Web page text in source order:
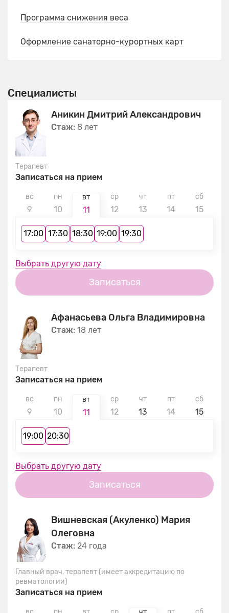
Программа снижения веса
Оформление санаторно-курортных карт
Специалисты
Аникин Дмитрий Александрович
Стаж: 8 лет
Терапевт
Записаться на прием
вс
9
пн
10
вт
11
ср
12
чт
13
пт
14
сб
15
17:00 17:30 18:30 19:00 19:30
Выбрать другую дату
Записаться
Афанасьева Ольга Владимировна
Стаж: 18 лет
Терапевт
Записаться на прием
вс
9
пн
10
вт
11
ср
12
чт
13
пт
14
сб
15
19:00 20:30
Выбрать другую дату
Записаться
Вишневская (Акуленко) Мария
Олеговна
Стаж: 24 года
Главный врач, терапевт (имеет аккредитацию по
ревматологии)
Записаться на прием